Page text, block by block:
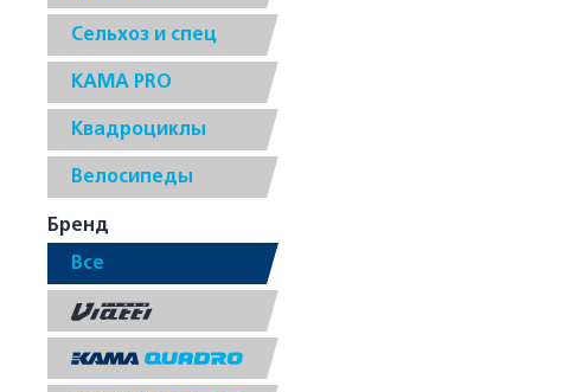
Сельхоз и спец
КАМА PRO
Квадроциклы
Велосипеды
Бренд
Все